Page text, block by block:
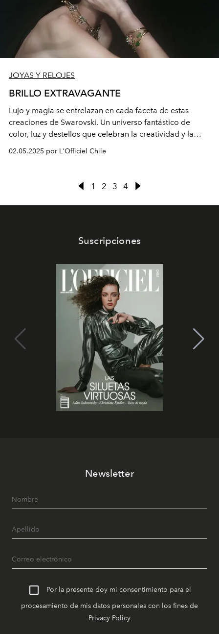
JOYAS Y RELOJES
BRILLO EXTRAVAGANTE
Lujo y magia se entrelazan en cada faceta de estas
creaciones de Swarovski. Un universo fantástico de
color, luz y destellos que celebran la creatividad y la
02.05.2025 por L'Officiel Chile
1 2 3 4
Suscripciones
Newsletter
Por la presente doy mi consentimiento para el
procesamiento de mis datos personales con los fines de
Privacy Policy